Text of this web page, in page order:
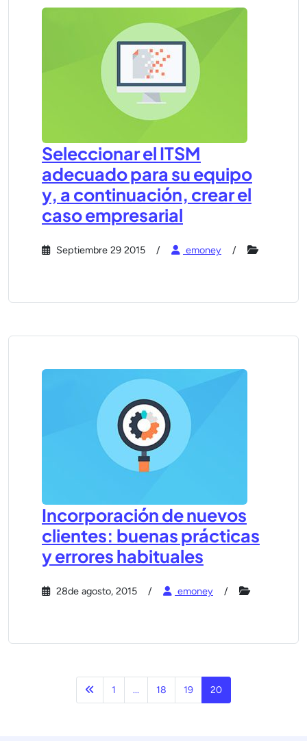
Seleccionar el ITSM
adecuado para su equipo
y, a continuación, crear el
caso empresarial
Septiembre 29 2015 emoney
Incorporación de nuevos
clientes: buenas prácticas
y errores habituales
28de agosto, 2015 emoney
Anterior
1 ... 18 19 20